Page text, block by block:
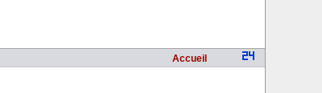
Accueil